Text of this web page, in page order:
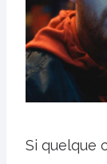
Si quelque